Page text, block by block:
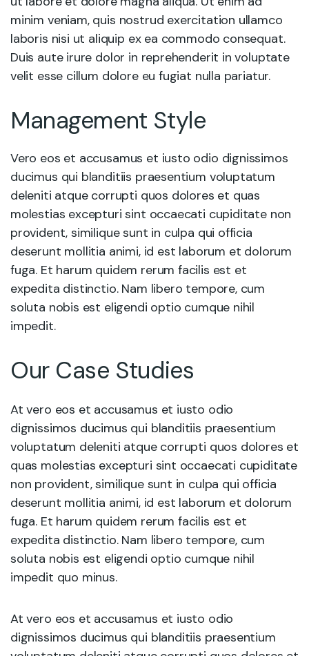
minim veniam, quis nostrud exercitation ullamco
laboris nisi ut aliquip ex ea commodo consequat.
Duis aute irure dolor in reprehenderit in voluptate
velit esse cillum dolore eu fugiat nulla pariatur.
Management Style
Vero eos et accusamus et iusto odio dignissimos
ducimus qui blanditiis praesentium voluptatum
deleniti atque corrupti quos dolores et quas
molestias excepturi sint occaecati cupiditate non
provident, similique sunt in culpa qui officia
deserunt mollitia animi, id est laborum et dolorum
fuga. Et harum quidem rerum facilis est et
expedita distinctio. Nam libero tempore, cum
soluta nobis est eligendi optio cumque nihil
impedit.
Our Case Studies
At vero eos et accusamus et iusto odio
dignissimos ducimus qui blanditiis praesentium
voluptatum deleniti atque corrupti quos dolores et
quas molestias excepturi sint occaecati cupiditate
non provident, similique sunt in culpa qui officia
deserunt mollitia animi, id est laborum et dolorum
fuga. Et harum quidem rerum facilis est et
expedita distinctio. Nam libero tempore, cum
soluta nobis est eligendi optio cumque nihil
impedit quo minus.
At vero eos et accusamus et iusto odio
dignissimos ducimus qui blanditiis praesentium